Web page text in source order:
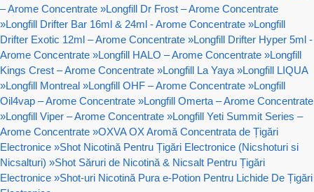
– Arome Concentrate »Longfill Dr Frost – Arome Concentrate
»Longfill Drifter Bar 16ml & 24ml - Arome Concentrate »Longfill
Drifter Exotic 12ml – Arome Concentrate »Longfill Drifter Hyper 5ml -
Arome Concentrate »Longfill HALO – Arome Concentrate »Longfill
Kings Crest – Arome Concentrate »Longfill La Yaya »Longfill LIQUA
»Longfill Montreal »Longfill OHF – Arome Concentrate »Longfill
Oil4vap – Arome Concentrate »Longfill Omerta – Arome Concentrate
»Longfill Viper – Arome Concentrate »Longfill Yeti Summit Series –
Arome Concentrate »OXVA OX Aromă Concentrata de Țigări
Electronice »Shot Nicotină Pentru Țigări Electronice (Nicshoturi si
Nicsalturi) »Shot Săruri de Nicotină & Nicsalt Pentru Țigări
Electronice »Shot-uri Nicotină Pura e-Potion Pentru Lichide De Țigări